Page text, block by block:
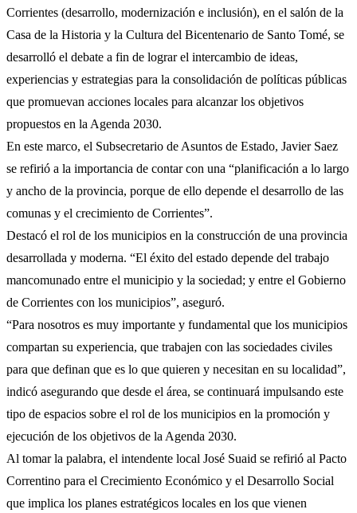
Corrientes (desarrollo, modernización e inclusión), en el salón de la
Casa de la Historia y la Cultura del Bicentenario de Santo Tomé, se
desarrolló el debate a fin de lograr el intercambio de ideas,
experiencias y estrategias para la consolidación de políticas públicas
que promuevan acciones locales para alcanzar los objetivos
propuestos en la Agenda 2030.
En este marco, el Subsecretario de Asuntos de Estado, Javier Saez
se refirió a la importancia de contar con una “planificación a lo largo
y ancho de la provincia, porque de ello depende el desarrollo de las
comunas y el crecimiento de Corrientes”.
Destacó el rol de los municipios en la construcción de una provincia
desarrollada y moderna. “El éxito del estado depende del trabajo
mancomunado entre el municipio y la sociedad; y entre el Gobierno
de Corrientes con los municipios”, aseguró.
“Para nosotros es muy importante y fundamental que los municipios
compartan su experiencia, que trabajen con las sociedades civiles
para que definan que es lo que quieren y necesitan en su localidad”,
indicó asegurando que desde el área, se continuará impulsando este
tipo de espacios sobre el rol de los municipios en la promoción y
ejecución de los objetivos de la Agenda 2030.
Al tomar la palabra, el intendente local José Suaid se refirió al Pacto
Correntino para el Crecimiento Económico y el Desarrollo Social
que implica los planes estratégicos locales en los que vienen